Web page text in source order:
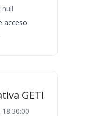
null
acceso
GETI